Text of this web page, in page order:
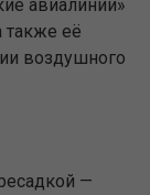
авиалинии»
также её
воздушного
—